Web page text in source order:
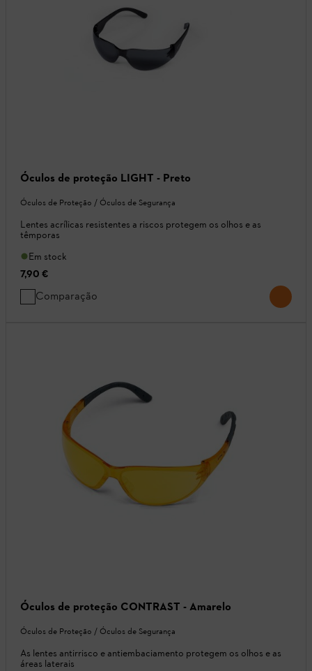
Óculos de proteção LIGHT - Preto
Óculos de Proteção / Óculos de Segurança
Lentes acrílicas resistentes a riscos protegem os olhos e as
têmporas
Em stock
7,90 €
Comparação
Óculos de proteção CONTRAST - Amarelo
Óculos de Proteção / Óculos de Segurança
As lentes antirrisco e antiembaciamento protegem os olhos e as
áreas laterais